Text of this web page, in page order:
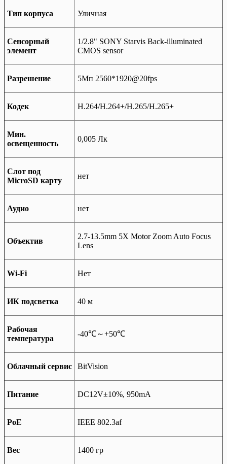
Тип корпуса Уличная
Сенсорный
элемент
1/2.8" SONY Starvis Back-illuminated
CMOS sensor
Разрешение 5Мп 2560*1920@20fps
Кодек H.264/H.264+/H.265/H.265+
Мин.
освещенность
0,005 Лк
Слот под
MiсroSD карту
нет
Аудио нет
Объектив
2.7-13.5mm 5X Motor Zoom Auto Focus
Lens
Wi-Fi Нет
ИК подсветка 40 м
Рабочая
температура
-40℃～+50℃
Облачный сервис BitVision
Питание DC12V±10%, 950mA
РоЕ IEEE 802.3af
Вес 1400 гр